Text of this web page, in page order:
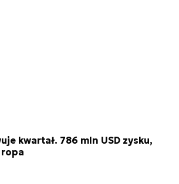
kwartał. 786 mln USD zysku,